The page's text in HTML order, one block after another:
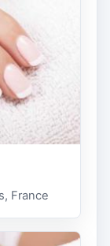
France